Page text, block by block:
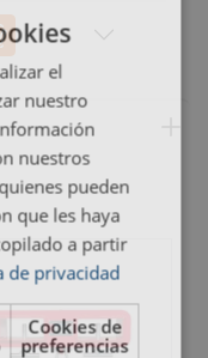
ENGLISH TRANSLATION
el
nuestro
nuestros
pueden
que les haya
a partir
de privacidad
Cookies de
preferencias